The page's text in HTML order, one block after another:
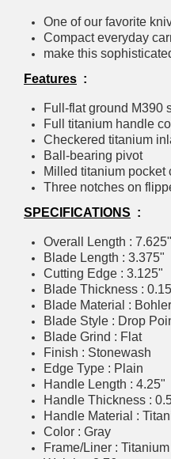
One of our favorite
Compact everyday
make this
Features :
Full-flat ground M390
Full titanium handle
Checkered titanium
Ball-bearing pivot
Milled titanium
Three notches on
SPECIFICATIONS :
Overall Length : 7.625"
Blade Length : 3.375"
Cutting Edge : 3.125"
Blade Thickness :
Blade Material :
Blade Style : Drop
Blade Grind : Flat
Finish : Stonewash
Edge Type : Plain
Handle Length : 4.25"
Handle Thickness :
Handle Material :
Color : Gray
Frame/Liner : Titanium